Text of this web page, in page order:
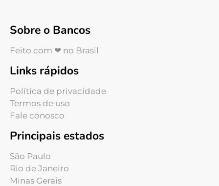
Sobre o Bancos
Feito com ❤ no Brasil
Links rápidos
Política de privacidade
Termos de uso
Fale conosco
Principais estados
São Paulo
Rio de Janeiro
Minas Gerais